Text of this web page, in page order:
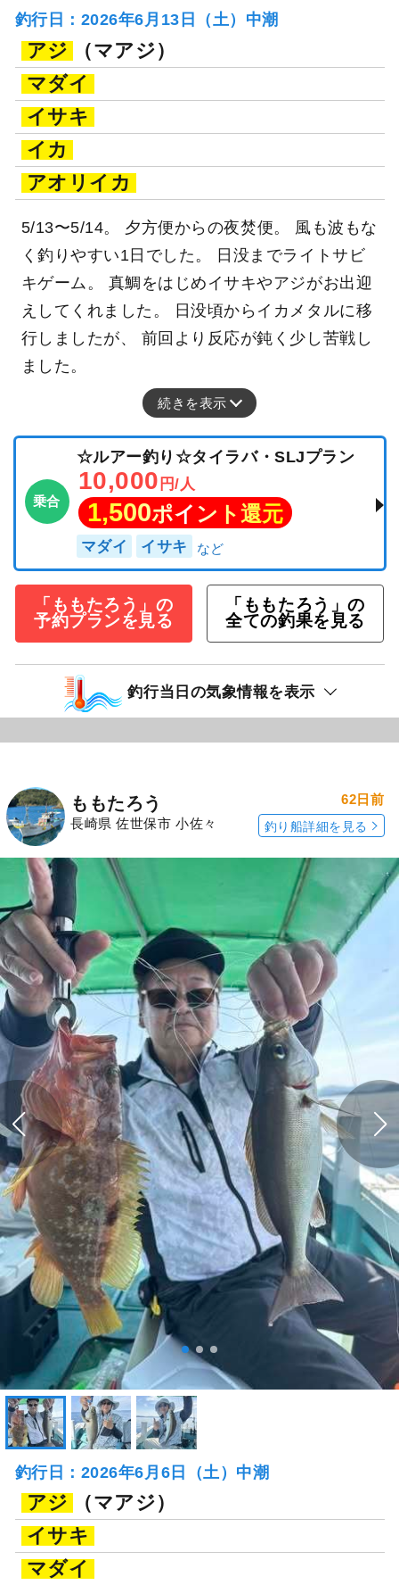
釣行日：2026年6月13日（土）中潮
アジ
（マアジ）
マダイ
イサキ
イカ
アオリイカ
5/13〜5/14。 夕方便からの夜焚便。 風も波もな
く釣りやすい1日でした。 日没までライトサビ
キゲーム。 真鯛をはじめイサキやアジがお出迎
えしてくれました。 日没頃からイカメタルに移
行しましたが、 前回より反応が鈍く少し苦戦し
ました。
続きを表示
乗合
☆ルアー釣り☆タイラバ・SLJプラン
10,000 円/人
1,500ポイント還元
マダイ イサキ
「ももたろう」の
予約プランを見る
「ももたろう」の
全ての釣果を見る
釣行当日の気象情報を表示
ももたろう
長崎県 佐世保市 小佐々
62日前
釣り船詳細を見る
釣行日：2026年6月6日（土）中潮
アジ
（マアジ）
イサキ
マダイ